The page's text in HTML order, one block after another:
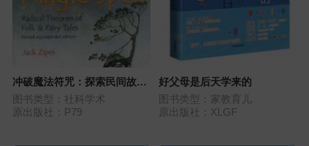
冲破魔法符咒：探索民间故事
和童话故事的激进理论（修订
扩充版）
图书类型：社科学术
原出版社：P79
好父母是后天学来的
图书类型：家教育儿
原出版社：XLGF